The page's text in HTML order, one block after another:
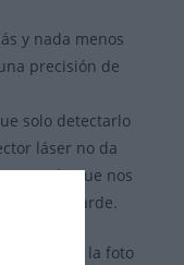
y nada menos
precisión de
solo detectarlo
láser no da
de que nos
tarde.
bien el la foto